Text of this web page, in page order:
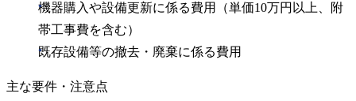
機器購入や設備更新に係る費用（単価10万円以上、附
帯工事費を含む）
既存設備等の撤去・廃棄に係る費用
主な要件・注意点